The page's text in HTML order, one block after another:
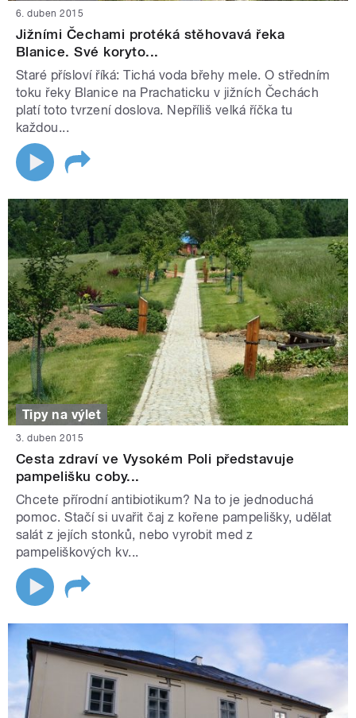
6. duben 2015
Jižními Čechami protéká stěhovavá řeka
Blanice. Své koryto...
Staré přísloví říká: Tichá voda břehy mele. O středním
toku řeky Blanice na Prachaticku v jižních Čechách
platí toto tvrzení doslova. Nepříliš velká říčka tu
každou...
Tipy na výlet
3. duben 2015
Cesta zdraví ve Vysokém Poli představuje
pampelišku coby...
Chcete přírodní antibiotikum? Na to je jednoduchá
pomoc. Stačí si uvařit čaj z kořene pampelišky, udělat
salát z jejích stonků, nebo vyrobit med z
pampeliškových kv...